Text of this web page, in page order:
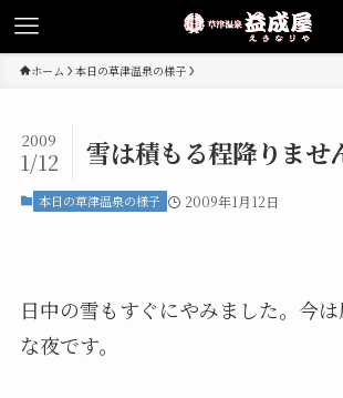
ホーム 本日の草津温泉の様子
雪は積もる程降りませ
2009
1/12
本日の草津温泉の様子 2009年1月12日
日中の雪もすぐにやみました。今
な夜です。